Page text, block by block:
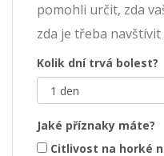
pomohli určit, zda
zda je třeba navštívit
Kolik dní trvá bolest?
Jaké příznaky máte?
Citlivost na horké